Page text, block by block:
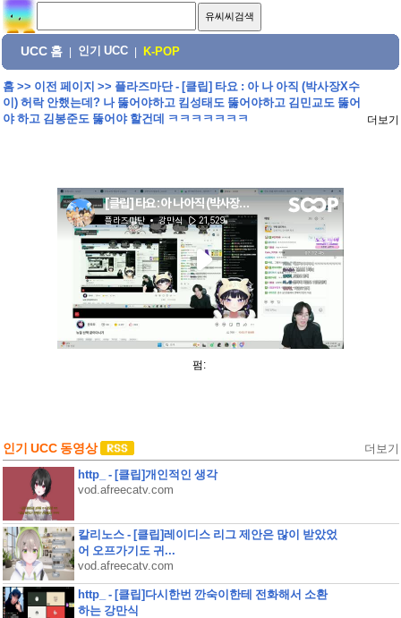
UCC 홈 인기 UCC K-POP
홈>> 이전 페이지 >> 플라즈마단 - [클립] 타요 : 아 나 아직 (박사장X수
이) 허락 안했는데? 나 뚫어야하고 킴성태도 뚫어야하고 김민교도 뚫어
야 하고 김봉준도 뚫어야 할건데 ㅋㅋㅋㅋㅋㅋㅋ
더보기
펌:
인기 UCC 동영상 더보기
http_ - [클립]개인적인 생각
vod.afreecatv.com
칼리노스 - [클립]레이디스 리그 제안은 많이 받았었
어 오프가기도 귀...
vod.afreecatv.com
http_ - [클립]다시한번 깐숙이한테 전화해서 소환
하는 강만식